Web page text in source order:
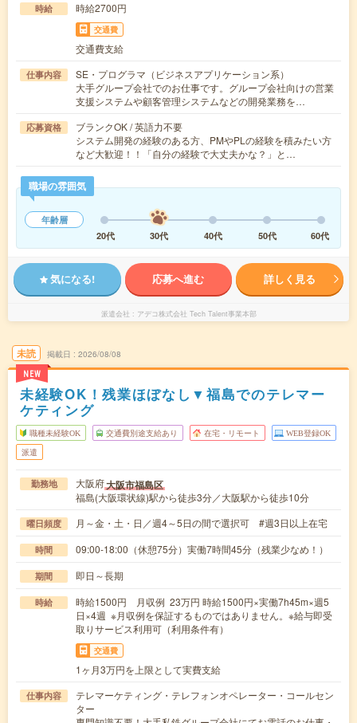
時給 時給2700円
交通費
交通費支給
仕事内容
SE・プログラマ（ビジネスアプリケーション系）
大手グループ会社でのお仕事です。グループ会社向けの営業
支援システムや顧客管理システムなどの開発業務を…
応募資格
ブランクOK / 英語力不要
システム開発の経験のある方、PMやPLの経験を積みたい方
など大歓迎！！「自分の経験で大丈夫かな？」と…
職場の雰囲気
年齢層
20代
30代 40代 50代 60代
気になる! 応募へ進む 詳しく見る
派遣会社 アデコ株式会社 Tech Talent事業本部
未読
NEW
掲載日 2026/08/08
未経験OK！残業ほぼなし▼福島でのテレマー
ケティング
職種未経験OK 交通費別途支給あり 在宅・リモート WEB登録OK
派遣
勤務地 大阪府大阪市福島区
福島(大阪環状線)駅から徒歩3分／大阪駅から徒歩10分
曜日頻度 月～金・土・日／週4～5日の間で選択可 #週3日以上在宅
時間 09:00-18:00（休憩75分）実働7時間45分（残業少なめ！）
期間 即日～長期
時給
時給1500円 月収例 23万円 時給1500円×実働7h45m×週5
日×4週 ※月収例を保証するものではありません。※給与即受
取りサービス利用可（利用条件有）
交通費
1ヶ月3万円を上限として実費支給
仕事内容
テレマーケティング・テレフォンオペレーター・コールセン
ター